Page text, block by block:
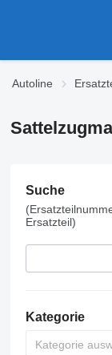
Autoline
Suche
Ersatzteil)
Kategorie